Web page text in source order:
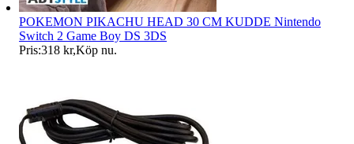
POKEMON PIKACHU HEAD 30 CM KUDDE Nintendo
Switch 2 Game Boy DS 3DS
Pris:318 kr,Köp nu.